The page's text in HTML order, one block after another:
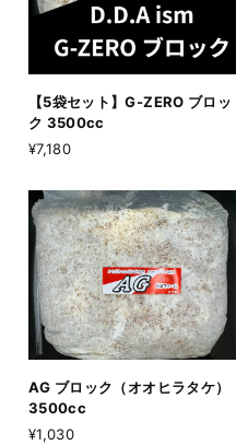
【5袋セット】G-ZERO ブロッ
ク 3500cc
¥7,180
AG ブロック（オオヒラタケ）
3500cc
¥1,030